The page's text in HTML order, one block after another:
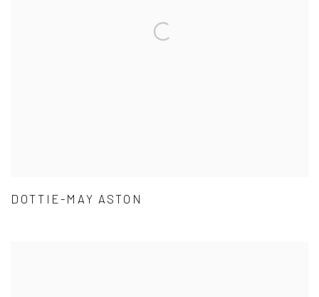
DOTTIE-MAY ASTON